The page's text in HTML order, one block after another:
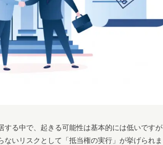
する中で、起きる可能性は基本的には低いですが
ないリスクとして「抵当権の実行」が挙げられま